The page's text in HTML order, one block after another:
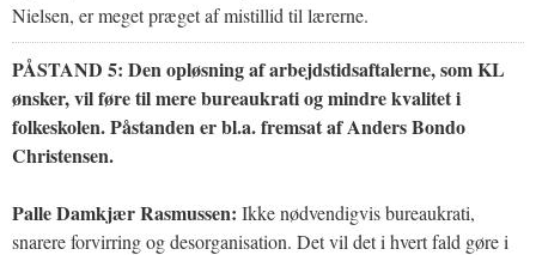
Nielsen, er meget præget af mistillid til lærerne.
PÅSTAND 5: Den opløsning af arbejdstidsaftalerne, som KL
ønsker, vil føre til mere bureaukrati og mindre kvalitet i
folkeskolen. Påstanden er bl.a. fremsat af Anders Bondo
Christensen.
Palle Damkjær Rasmussen: Ikke nødvendigvis bureaukrati,
snarere forvirring og desorganisation. Det vil det i hvert fald gøre i